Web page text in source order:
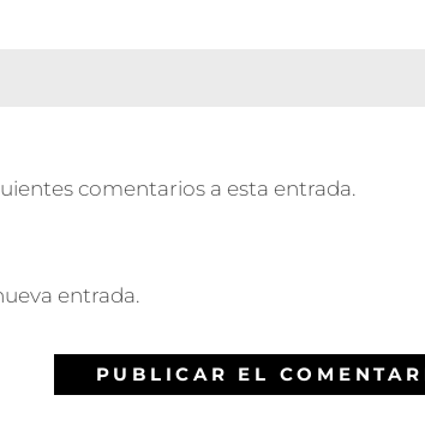
comentarios a esta entrada.
entrada.